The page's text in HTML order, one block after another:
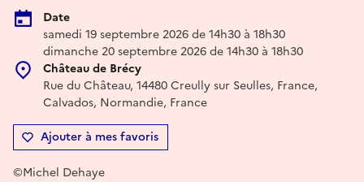
Date
samedi 19 septembre 2026 de 14h30 à 18h30
dimanche 20 septembre 2026 de 14h30 à 18h30
Château de Brécy
Rue du Château, 14480 Creully sur Seulles, France,
Calvados, Normandie, France
Ajouter à mes favoris
©Michel Dehaye